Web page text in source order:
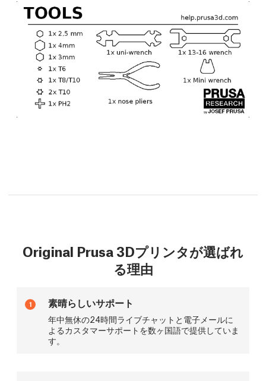
Original Prusa 3Dプリンタが選ばれ
る理由
1 素晴らしいサポート
年中無休の24時間ライブチャットと電子メールに
よるカスタマーサポートを数ヶ国語で提供していま
す。